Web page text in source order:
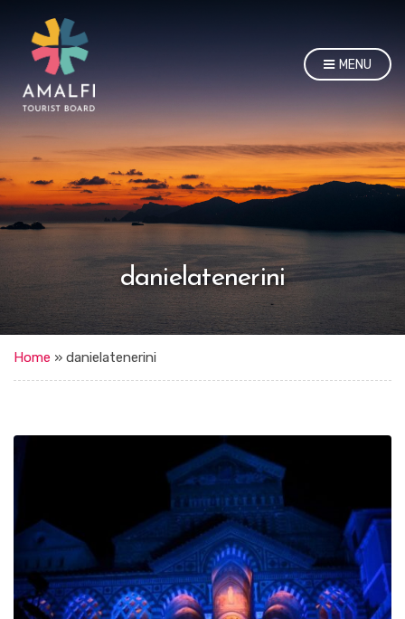
MENU
danielatenerini
Home » danielatenerini